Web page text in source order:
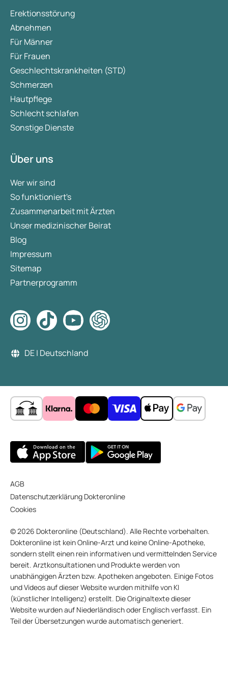
Erektionsstörung
Abnehmen
Für Männer
Für Frauen
Geschlechtskrankheiten (STD)
Schmerzen
Hautpflege
Schlecht schlafen
Sonstige Dienste
Über uns
Wer wir sind
So funktioniert's
Zusammenarbeit mit Ärzten
Unser medizinischer Beirat
Blog
Impressum
Sitemap
Partnerprogramm
DE | Deutschland
AGB
Datenschutzerklärung Dokteronline
Cookies
© 2026 Dokteronline (Deutschland). Alle Rechte vorbehalten.
Dokteronline ist kein Online-Arzt und keine Online-Apotheke,
sondern stellt einen rein informativen und vermittelnden Service
bereit. Arztkonsultationen und Produkte werden von
unabhängigen Ärzten bzw. Apotheken angeboten. Einige Fotos
und Videos auf dieser Website wurden mithilfe von KI
(künstlicher Intelligenz) erstellt. Die Originaltexte dieser
Website wurden auf Niederländisch oder Englisch verfasst. Ein
Teil der Übersetzungen wurde automatisch generiert.